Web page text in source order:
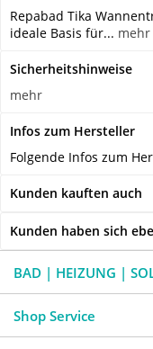
Repabad Tika
ideale Basis für... mehr
Sicherheitshinweise
mehr
Infos zum Hersteller
Folgende Infos zum
Kunden kauften auch
Kunden haben sich
BAD | HEIZUNG |
Shop Service